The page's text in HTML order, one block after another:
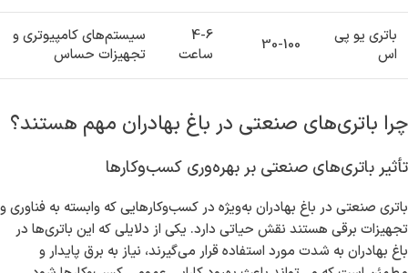
باتری یو پی
اس
30-100
4-6
ساعت
سیستم‌های کامپیوتری و
تجهیزات حساس
چرا باتری‌های صنعتی در باغ بهادران مهم هستند؟
تأثیر باتری‌های صنعتی بر بهره‌وری کسب‌وکارها
باتری صنعتی در باغ بهادران به‌ویژه در کسب‌وکارهایی که وابسته به فناوری و
تجهیزات برقی هستند نقش حیاتی دارد. یکی از دلایلی که این باتری‌ها در
باغ بهادران به شدت مورد استفاده قرار می‌گیرند، نیاز به برق پایدار و